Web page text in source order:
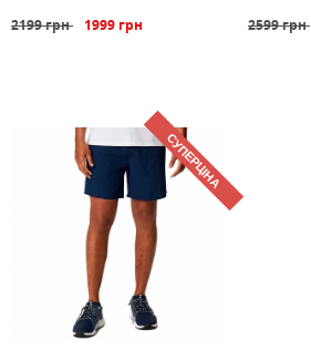
2199 грн 1999 грн 2599 грн
СУПЕРЦІНА